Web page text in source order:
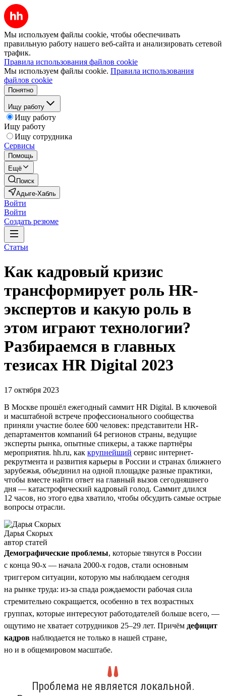
Мы используем файлы cookie, чтобы обеспечивать
правильную работу нашего веб-сайта и анализировать сетевой
трафик.
Правила использования файлов cookie
Мы используем файлы cookie. Правила использования
файлов cookie
Понятно
Ищу работу
Ищу работу
Ищу работу
Ищу сотрудника
Сервисы
Помощь
Ещё
Поиск
Адыге-Хабль
Войти
Войти
Создать резюме
Статьи
Как кадровый кризис
трансформирует роль HR-
экспертов и какую роль в
этом играют технологии?
Разбираемся в главных
тезисах HR Digital 2023
17 октября 2023
В Москве прошёл ежегодный саммит HR Digital. В ключевой
и масштабной встрече профессионального сообщества
приняли участие более 600 человек: представители HR-
департаментов компаний 64 регионов страны, ведущие
эксперты рынка, опытные спикеры, а также партнёры
мероприятия. hh.ru, как крупнейший сервис интернет-
рекрутмента и развития карьеры в России и странах ближнего
зарубежья, объединил на одной площадке разные практики,
чтобы вместе найти ответ на главный вызов сегодняшнего
дня — катастрофический кадровый голод. Саммит длился
12 часов, но этого едва хватило, чтобы обсудить самые острые
вопросы отрасли.
Дарья Скорых
автор статей
Демографические проблемы, которые тянутся в России
с конца 90-х — начала 2000-х годов, стали основным
триггером ситуации, которую мы наблюдаем сегодня
на рынке труда: из-за спада рождаемости рабочая сила
стремительно сокращается, особенно в тех возрастных
группах, которые интересуют работодателей больше всего, —
ощутимо не хватает сотрудников 25–29 лет. Причём дефицит
кадров наблюдается не только в нашей стране,
но и в общемировом масштабе.
Проблема не является локальной.